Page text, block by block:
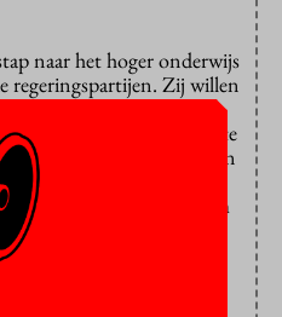
naar het hoger onderwijs
regeringspartijen. Zij willen
langer de kans geven om
Als ze in het eerste
in de ring gooien, hoeven
ov-kaart niet terug te
blijft die afhaakdatum
in de stemmingen. Veel
schuld vertraging
dus kan de minister